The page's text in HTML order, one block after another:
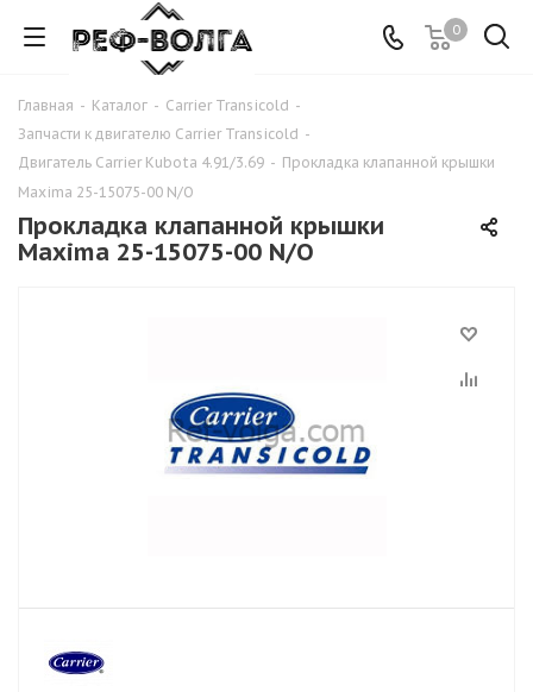
0
Главная - Каталог - Carrier Transicold -
Запчасти к двигателю Carrier Transicold -
Двигатель Carrier Kubota 4.91/3.69 - Прокладка клапанной крышки
Maxima 25-15075-00 N/O
Прокладка клапанной крышки
Maxima 25-15075-00 N/O